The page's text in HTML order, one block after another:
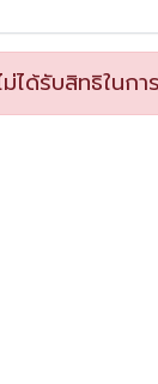
ด้รับสิทธิในกา